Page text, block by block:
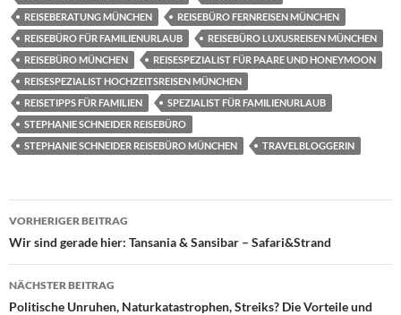
REISEBERATUNG MÜNCHEN
REISEBÜRO FERNREISEN MÜNCHEN
REISEBÜRO FÜR FAMILIENURLAUB
REISEBÜRO LUXUSREISEN MÜNCHEN
REISEBÜRO MÜNCHEN
REISESPEZIALIST FÜR PAARE UND HONEYMOON
REISESPEZIALIST HOCHZEITSREISEN MÜNCHEN
REISETIPPS FÜR FAMILIEN
SPEZIALIST FÜR FAMILIENURLAUB
STEPHANIE SCHNEIDER REISEBÜRO
STEPHANIE SCHNEIDER REISEBÜRO MÜNCHEN
TRAVELBLOGGERIN
Beitragsnavigation
VORHERIGER BEITRAG
Wir sind gerade hier: Tansania & Sansibar – Safari&Strand
NÄCHSTER BEITRAG
Politische Unruhen, Naturkatastrophen, Streiks? Die Vorteile und